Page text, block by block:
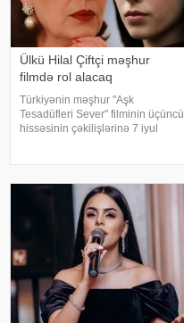
Ülkü Hilal Çiftçi məşhur
filmdə rol alacaq
Türkiyənin məşhur "Aşk
Tesadüfleri Sever" filminin üçüncü
hissəsinin çəkilişlərinə 7 iyul
Günsür və Devrim Özka